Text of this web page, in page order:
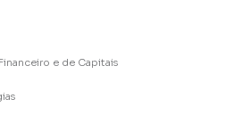
e de Capitais